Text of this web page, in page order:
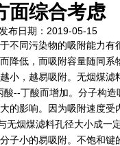
面综合考虑
发布日期：2019-05-15
不同污染物的吸附能力有
降低，而吸附容量随同系
小，越易吸附。无烟煤滤
--丁酸而增加。分子构造
的影响。因为吸附速度受
无烟煤滤料孔径大小成一
子小的易吸附。不饱和键